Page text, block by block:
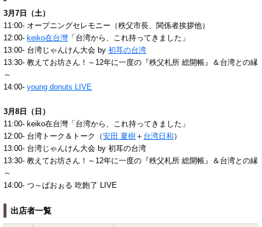
3月7日（土）
11:00- オープニングセレモニー（秩父市長、関係者挨拶他）
12:00- keiko在台灣 「台湾から、これ持ってきました」
13:00- 台湾じゃんけん大会 by初耳の台湾
13:30- 教えてお坊さん！～12年に一度の『秩父札所 総開帳』＆台湾との縁
～
14:00-young donuts LIVE
3月8日（日）
11:00- keiko在台灣「台湾から、これ持ってきました」
12:00- 台湾トーク＆トーク（安田 夏樹 ＋ 台湾日和 ）
13:00- 台湾じゃんけん大会 by 初耳の台湾
13:30- 教えてお坊さん！～12年に一度の『秩父札所 総開帳』＆台湾との縁
～
14:00- つ～ぱおぉる 吃飽了 LIVE
出店者一覧